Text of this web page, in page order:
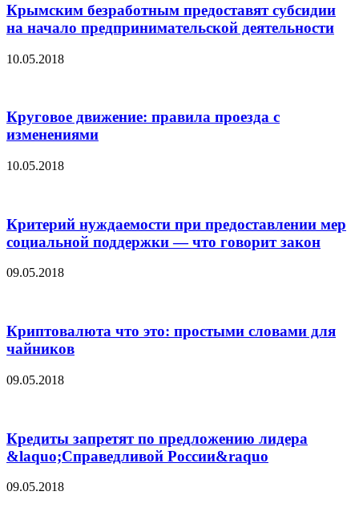
Крымским безработным предоставят субсидии
на начало предпринимательской деятельности
10.05.2018
Круговое движение: правила проезда с
изменениями
10.05.2018
Критерий нуждаемости при предоставлении мер
социальной поддержки — что говорит закон
09.05.2018
Криптовалюта что это: простыми словами для
чайников
09.05.2018
Кредиты запретят по предложению лидера
&laquo;Справедливой России&raquo
09.05.2018